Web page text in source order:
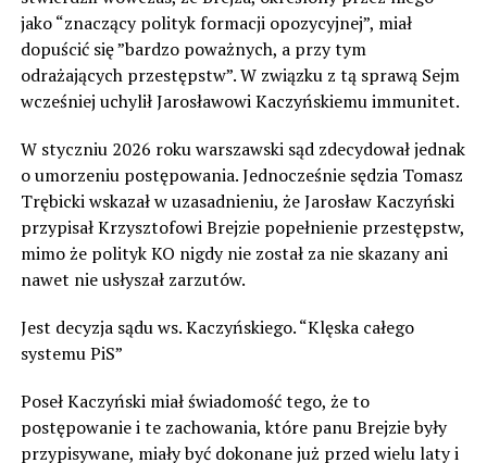
jako “znaczący polityk formacji opozycyjnej”, miał
dopuścić się ”bardzo poważnych, a przy tym
odrażających przestępstw”. W związku z tą sprawą Sejm
wcześniej uchylił Jarosławowi Kaczyńskiemu immunitet.
W styczniu 2026 roku warszawski sąd zdecydował jednak
o umorzeniu postępowania. Jednocześnie sędzia Tomasz
Trębicki wskazał w uzasadnieniu, że Jarosław Kaczyński
przypisał Krzysztofowi Brejzie popełnienie przestępstw,
mimo że polityk KO nigdy nie został za nie skazany ani
nawet nie usłyszał zarzutów.
Jest decyzja sądu ws. Kaczyńskiego. “Klęska całego
systemu PiS”
Poseł Kaczyński miał świadomość tego, że to
postępowanie i te zachowania, które panu Brejzie były
przypisywane, miały być dokonane już przed wielu laty i